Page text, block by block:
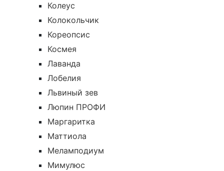
Колеус
Колокольчик
Кореопсис
Космея
Лаванда
Лобелия
Львиный зев
Люпин ПРОФИ
Маргаритка
Маттиола
Меламподиум
Мимулюс